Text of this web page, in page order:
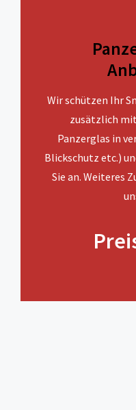
Wir schützen Ihr
zusätzlich
Panzerglas in
Blickschutz etc.)
Sie an. Weiteres